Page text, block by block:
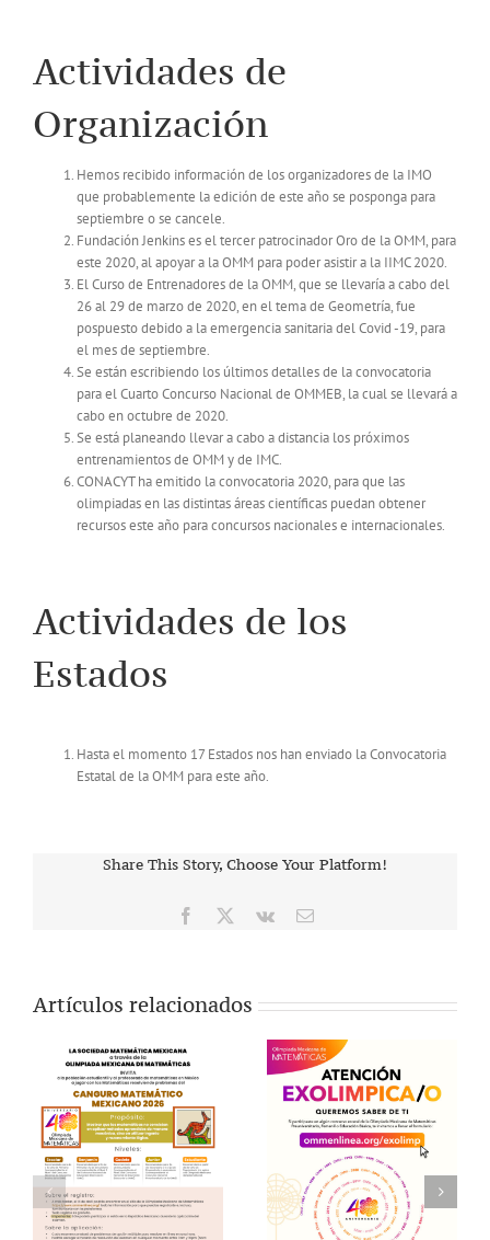
Actividades de
Organización
Hemos recibido información de los organizadores de la IMO
que probablemente la edición de este año se posponga para
septiembre o se cancele.
Fundación Jenkins es el tercer patrocinador Oro de la OMM, para
este 2020, al apoyar a la OMM para poder asistir a la IIMC 2020.
El Curso de Entrenadores de la OMM, que se llevaría a cabo del
26 al 29 de marzo de 2020, en el tema de Geometría, fue
pospuesto debido a la emergencia sanitaria del Covid -19, para
el mes de septiembre.
Se están escribiendo los últimos detalles de la convocatoria
para el Cuarto Concurso Nacional de OMMEB, la cual se llevará a
cabo en octubre de 2020.
Se está planeando llevar a cabo a distancia los próximos
entrenamientos de OMM y de IMC.
CONACYT ha emitido la convocatoria 2020, para que las
olimpiadas en las distintas áreas científicas puedan obtener
recursos este año para concursos nacionales e internacionales.
Actividades de los
Estados
Hasta el momento 17 Estados nos han enviado la Convocatoria
Estatal de la OMM para este año.
Share This Story, Choose Your Platform!
Facebook Vk
Correo
Artículos relacionados